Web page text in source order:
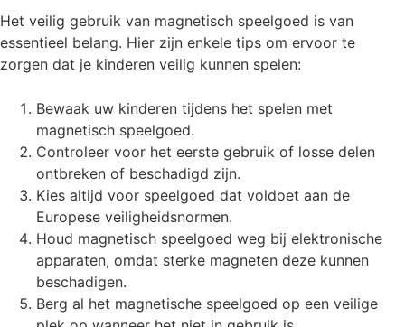
Het veilig gebruik van magnetisch speelgoed is van
essentieel belang. Hier zijn enkele tips om ervoor te
zorgen dat je kinderen veilig kunnen spelen:
Bewaak uw kinderen tijdens het spelen met
magnetisch speelgoed.
Controleer voor het eerste gebruik of losse delen
ontbreken of beschadigd zijn.
Kies altijd voor speelgoed dat voldoet aan de
Europese veiligheidsnormen.
Houd magnetisch speelgoed weg bij elektronische
apparaten, omdat sterke magneten deze kunnen
beschadigen.
Berg al het magnetische speelgoed op een veilige